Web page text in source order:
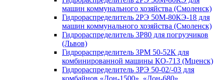
машин коммунального хозяйства (Смоленск)
Гидрораспределитель 2РЭ 50М-80КЭ-18 для
машин коммунального хозяйства (Смоленск)
Гидрораспределитель 3Р80 для погрузчиков
(Львов)
Гидрораспределитель 3РМ 50-52К для
комбинированной машины КО-713 (Мценск)
Гидрораспределитель 3РЭ 50-02/-03 для
комбайнов «Дон-1500», «Дон-680»